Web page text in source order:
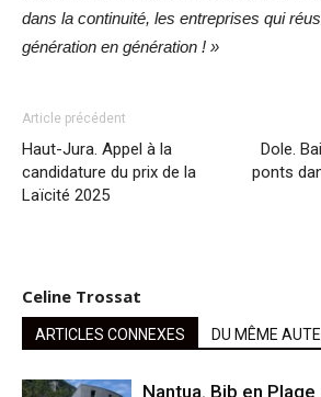
dans la continuité, les entreprises qui
génération en génération ! »
Article précédent
Haut-Jura. Appel à la
candidature du prix de la
Laïcité 2025
Dole.
ponts
Celine Trossat
ARTICLES CONNEXES DU MÊME
Nantua. Bib en